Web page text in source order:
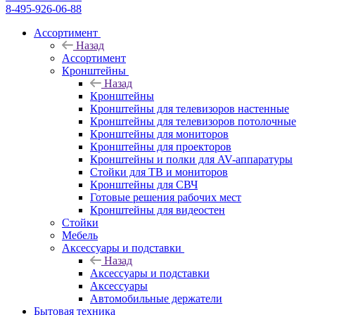
8-495-926-06-88
Ассортимент
Назад
Ассортимент
Кронштейны
Назад
Кронштейны
Кронштейны для телевизоров настенные
Кронштейны для телевизоров потолочные
Кронштейны для мониторов
Кронштейны для проекторов
Кронштейны и полки для AV-аппаратуры
Стойки для ТВ и мониторов
Кронштейны для СВЧ
Готовые решения рабочих мест
Кронштейны для видеостен
Стойки
Мебель
Аксессуары и подставки
Назад
Аксессуары и подставки
Аксессуары
Автомобильные держатели
Бытовая техника